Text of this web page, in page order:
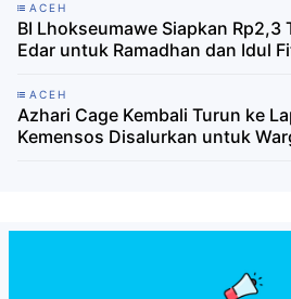
ACEH
BI Lhokseumawe Siapkan Rp2,3
Edar untuk Ramadhan dan Idul
ACEH
Azhari Cage Kembali Turun ke
Kemensos Disalurkan untuk